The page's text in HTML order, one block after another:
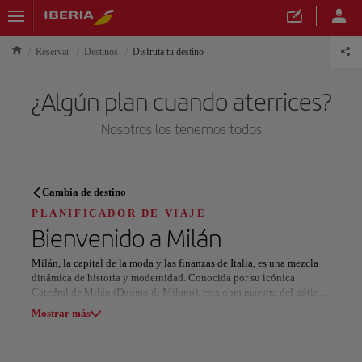
Reservar Destinos Disfruta tu destino
¿Algún plan cuando aterrices?
Nosotros los tenemos todos
PLANIFICADOR DE VIAJE
Descubre tu próximo destino
Nuestros destinos
Cambia de destino
PLANIFICADOR DE VIAJE
Bienvenido a Milán
Milán, la capital de la moda y las finanzas de Italia, es una mezcla
dinámica de historia y modernidad. Conocida por su icónica
Catedral de Milán (Duomo di Milano), esta obra maestra del gótico
ofrece vistas impresionantes desde su terraza. Muy cerca, la Galería
Mostrar más